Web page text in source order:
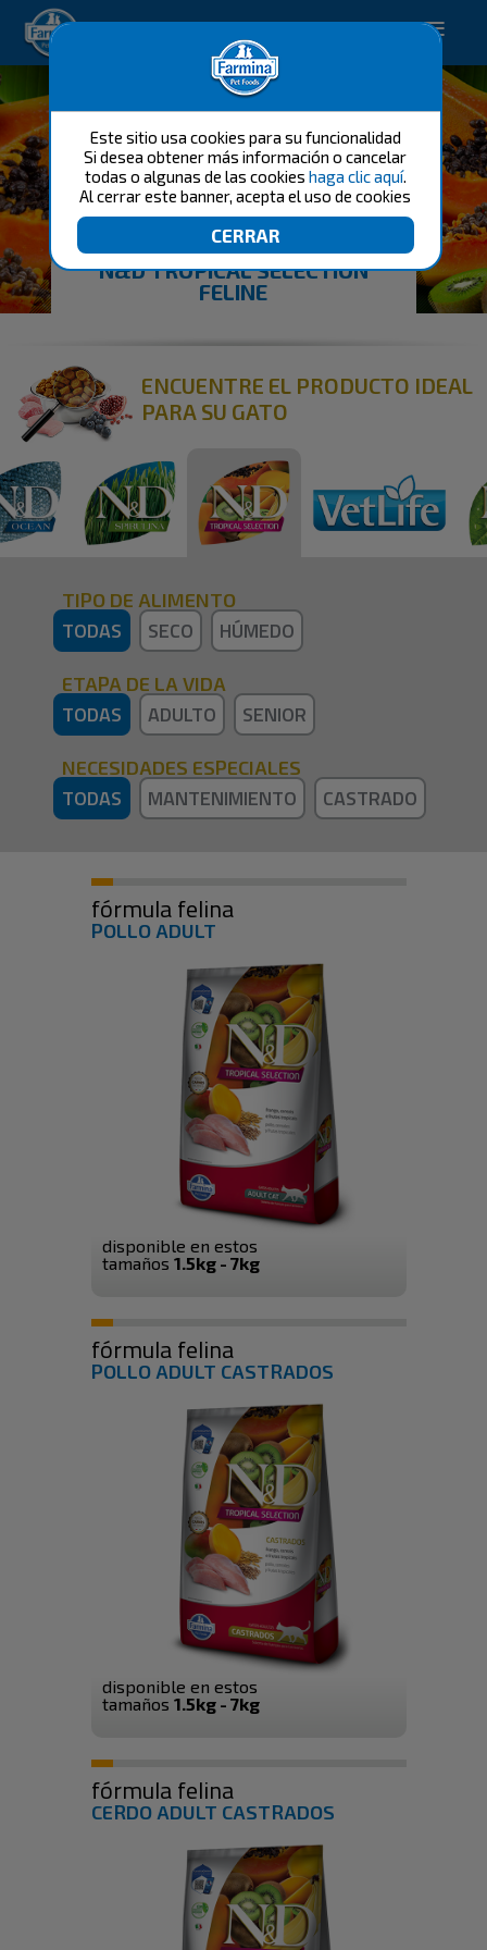
Este sitio usa cookies para su funcionalidad
Si desea obtener más información o cancelar
todas o algunas de las cookies haga clic aquí.
Al cerrar este banner, acepta el uso de cookies
Happy pet. Happy you.
N&D TROPICAL SELECTION
FELINE
ENCUENTRE EL PRODUCTO IDEAL
PARA SU GATO
TIPO DE ALIMENTO
TODAS SECO HÚMEDO
ETAPA DE LA VIDA
TODAS ADULTO SENIOR
NECESIDADES ESPECIALES
TODAS MANTENIMIENTO CASTRADO
fórmula felina
POLLO ADULT
disponible en estos
tamaños 1.5kg - 7kg
fórmula felina
POLLO ADULT CASTRADOS
disponible en estos
tamaños 1.5kg - 7kg
fórmula felina
CERDO ADULT CASTRADOS